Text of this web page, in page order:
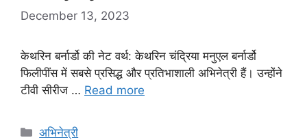
December 13, 2023
केथरिन बर्नार्डो की नेट वर्थ: केथरिन चंद्रिया मनुएल बर्नार्डो
फिलीपींस में सबसे प्रसिद्ध और प्रतिभाशाली अभिनेत्री हैं। उन्होंने
टीवी सीरीज … Read more
Categories
अभिनेत्री